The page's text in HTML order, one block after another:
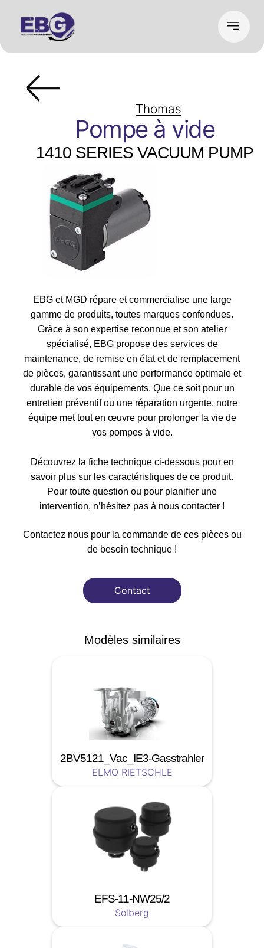
Thomas
Pompe à vide
1410 SERIES VACUUM PUMP
EBG et MGD répare et commercialise une large
gamme de produits, toutes marques confondues.
Grâce à son expertise reconnue et son atelier
spécialisé, EBG propose des services de
maintenance, de remise en état et de remplacement
de pièces, garantissant une performance optimale et
durable de vos équipements. Que ce soit pour un
entretien préventif ou une réparation urgente, notre
équipe met tout en œuvre pour prolonger la vie de
vos pompes à vide.
Découvrez la fiche technique ci-dessous pour en
savoir plus sur les caractéristiques de ce produit.
Pour toute question ou pour planifier une
intervention, n’hésitez pas à nous contacter !
Contactez nous pour la commande de ces pièces ou
de besoin technique !
Contact
Modèles similaires
2BV5121_Vac_IE3-Gasstrahler
ELMO RIETSCHLE
EFS-11-NW25/2
Solberg